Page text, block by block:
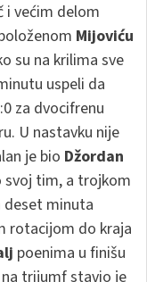
i većim delom
Mijoviću
su na krilima sve
uspeli da
za dvocifrenu
U nastavku nije
je bio Džordan
svoj tim, a trojkom
deset minuta
rotacijom do kraja
poenima u finišu
trijumf stavio je